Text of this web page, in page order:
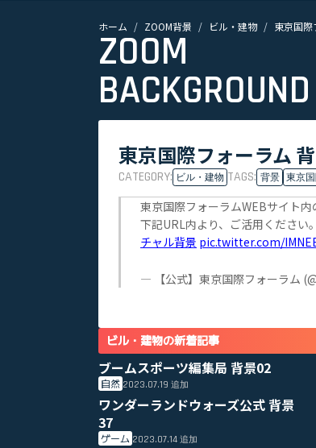
ホーム ZOOM背景 ビル・建物 東京国際
ZOOM
BACKGROUND
東京国際フォーラム
CATEGORY: ビル・建物 TAGS: 背景 東京
東京国際フォーラムWEBサイト
下記URL内より、ご活用ください。
チャル背景 pic.twitter.com/
— 【公式】東京国際フォーラム
ビル・建物の新着記事
ブームスポーツ編集局 背景02
自然 2023.07.19追加
ワンダーランドウォーズ公式 背景
37
ゲーム 2023.07.14追加